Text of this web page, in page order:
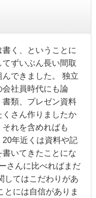
書く、ということに
てずいぶん長い間取
んできました。 独立
会社員時代にも論
書類、プレゼン資料
くさん作りましたか
それを含めればも
20年近くは資料や記
書いてきたことにな
さんに比べればまだ
してはこだわりがあ
とには自信がありま